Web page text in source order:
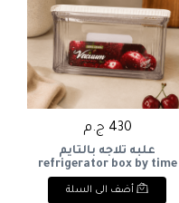
430 ج.م
علبه ثلاجه بالتايم
refrigerator box by time
أضف الى السلة